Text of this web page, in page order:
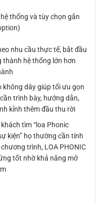
thống và tùy chọn gắn
nhu cầu thực tế, bắt đầu
hệ thống lớn hơn
không dây giúp tối ưu gọn
trình bày, hướng dẫn,
kỉnh thêm đầu thu rời
tìm “loa Phonic
kiện” họ thường cần tính
trình, LOA PHONIC
tốt nhờ khả năng mở